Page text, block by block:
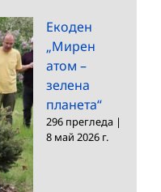
Екоден
„Мирен
атом –
зелена
планета“
296 прегледа |
8 май 2026 г.